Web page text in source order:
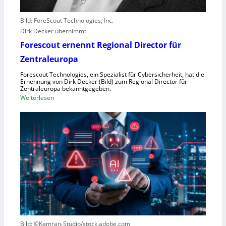
e
b
e
n
V
o
w
ü
r
e
g
e
n
S
c
h
l
Bild: ForeScout Technologies, Inc.
Dirk Decker übernimmt
Forescout ernennt Regional Director für
Zentraleuropa
Forescout Technologies, ein Spezialist für Cybersicherheit, hat die
Ernennung von Dirk Decker (Bild) zum Regional Director für
Zentraleuropa bekanntgegeben.
Weiterlesen:
r
e
s
c
o
u
t
r
n
Bild: ©Kamran-Studio/stock.adobe.com